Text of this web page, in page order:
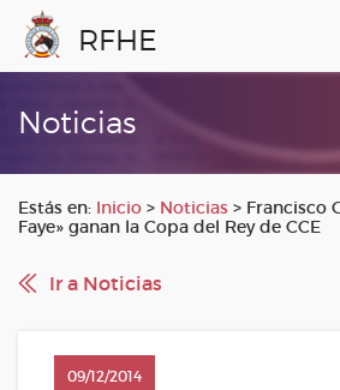
RFHE
Noticias
Estás en: Inicio > Noticias > Francisco
Faye» ganan la Copa del Rey de CCE
Ir a Noticias
09/12/2014